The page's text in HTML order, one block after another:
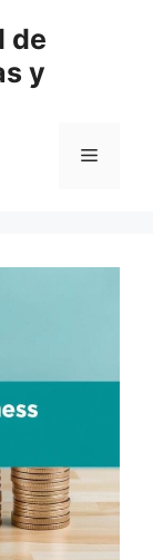
de
y
Меню